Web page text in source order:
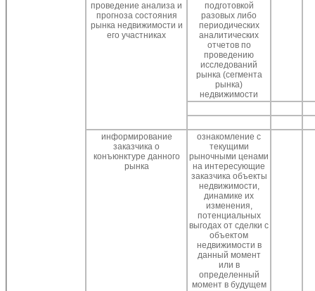
проведение анализа и
прогноза состояния
рынка недвижимости и
его участниках
подготовкой
разовых либо
периодических
аналитических
отчетов по
проведению
исследований
рынка (сегмента
рынка)
недвижимости
информирование
заказчика о
конъюнктуре данного
рынка
ознакомление с
текущими
рыночными ценами
на интересующие
заказчика объекты
недвижимости,
динамике их
изменения,
потенциальных
выгодах от сделки с
объектом
недвижимости в
данный момент
или в
определенный
момент в будущем